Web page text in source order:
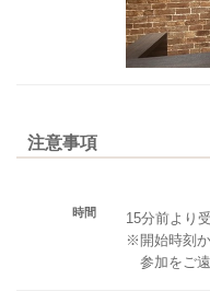
注意事項
時間
15分前より
※開始時刻
参加をご遠